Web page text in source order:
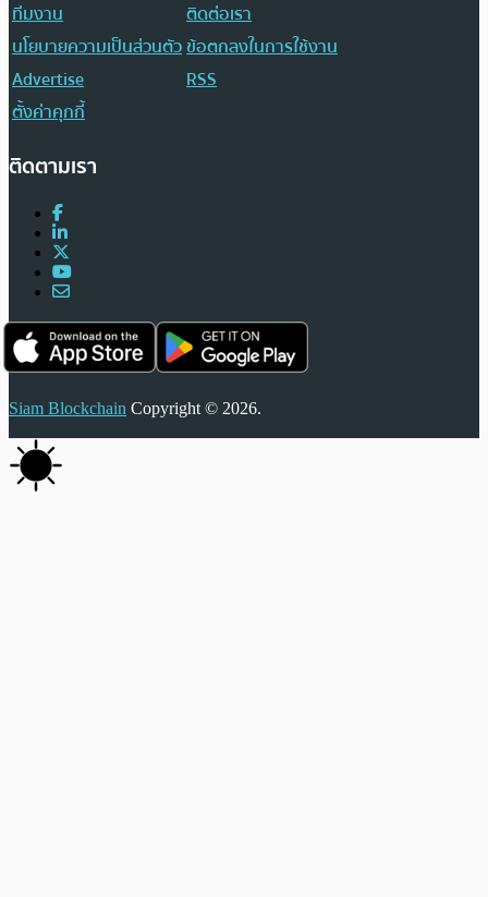
ทีมงาน
ติดต่อเรา
นโยบายความเป็นส่วนตัวข้อตกลงในการใช้งาน
Advertise
RSS
ตั้งค่าคุกกี้
ติดตามเรา
Siam Blockchain Copyright © 2026.